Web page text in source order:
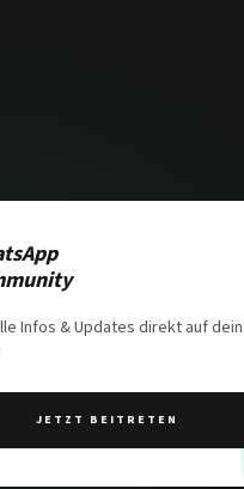
Infos & Updates direkt auf dein
JETZT BEITRETEN